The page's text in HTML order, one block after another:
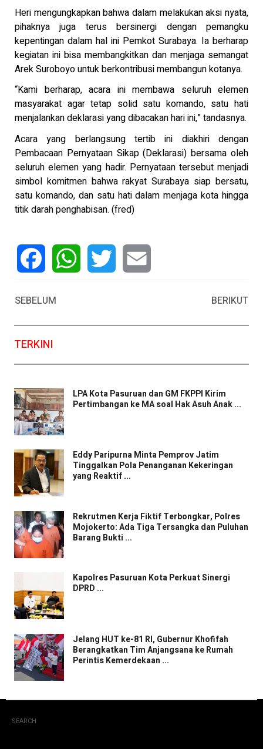
Heri mengungkapkan bahwa dalam melakukan aksi nyata,
pihaknya juga terus bersinergi dengan pemangku
kepentingan dalam hal ini Pemkot Surabaya. Ia berharap
kegiatan ini bisa membangkitkan dan menjaga semangat
Arek Suroboyo untuk berkontribusi membangun kotanya.
“Kami berharap, acara ini membawa seluruh elemen
masyarakat agar tetap solid satu komando, satu hati
menjalankan deklarasi yang dibacakan hari ini,” tandasnya.
Acara yang berlangsung tertib ini diakhiri dengan
Pembacaan Pernyataan Sikap (Deklarasi) bersama oleh
seluruh elemen yang hadir. Pernyataan tersebut menjadi
simbol komitmen bahwa rakyat Surabaya siap bersatu,
satu komando, dan satu hati dalam menjaga kota hingga
titik darah penghabisan. (fred)
SEBELUM
BERIKUT
TERKINI
LPA Kota Pasuruan dan GM FKPPI Kirim
Pertimbangan ke MA soal Hak Asuh Anak ...
Eddy Paripurna Minta Pemprov Jatim
Tinggalkan Pola Penanganan Kekeringan
yang Reaktif ...
Rekrutmen Kerja Fiktif Terbongkar, Polres
Mojokerto: Ada Tiga Tersangka dan Puluhan
Barang Bukti ...
Kapolres Pasuruan Kota Perkuat Sinergi
DPRD ...
Jelang HUT ke-81 RI, Gubernur Khofifah
Berangkatkan Tim Anjangsana ke Rumah
Perintis Kemerdekaan ...
SEARCH